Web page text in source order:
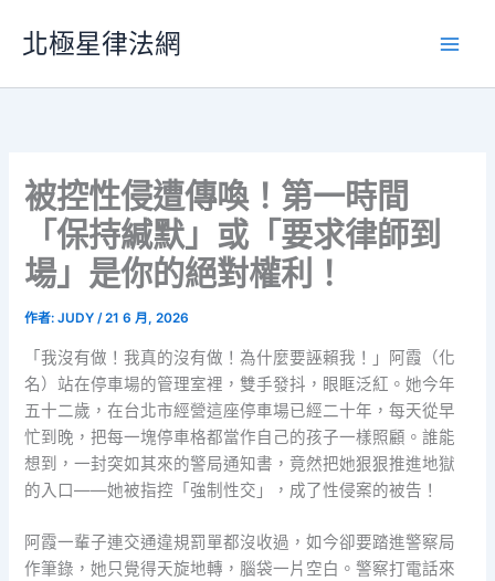
要
北極星律法網
被控性侵遭傳喚！第一時間
「保持緘默」或「要求律師到
場」是你的絕對權利！
作者:JUDY/21 6 月, 2026
「我沒有做！我真的沒有做！為什麼要誣賴我！」阿霞（化
名）站在停車場的管理室裡，雙手發抖，眼眶泛紅。她今年
五十二歲，在台北市經營這座停車場已經二十年，每天從早
忙到晚，把每一塊停車格都當作自己的孩子一樣照顧。誰能
想到，一封突如其來的警局通知書，竟然把她狠狠推進地獄
的入口——她被指控「強制性交」，成了性侵案的被告！
阿霞一輩子連交通違規罰單都沒收過，如今卻要踏進警察局
作筆錄，她只覺得天旋地轉，腦袋一片空白。警察打電話來